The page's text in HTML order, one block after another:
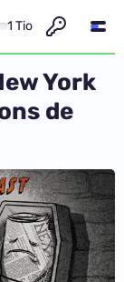
1 Tio
York
de